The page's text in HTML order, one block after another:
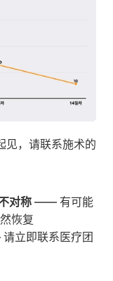
见，请联系施术的
对称 —— 有可能
恢复
立即联系医疗团